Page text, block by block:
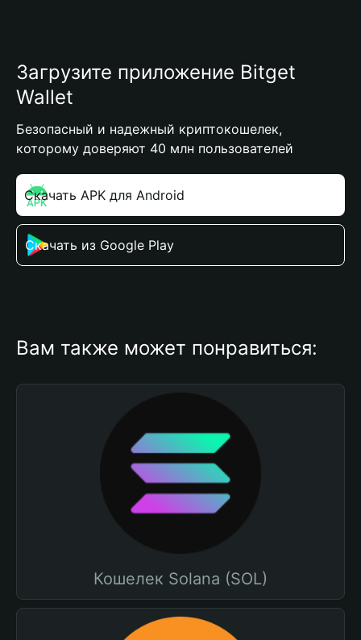
Загрузите приложение Bitget
Wallet
Безопасный и надежный криптокошелек,
которому доверяют 40 млн пользователей
Скачать APK для Android
Скачать из Google Play
Вам также может понравиться:
Кошелек Solana (SOL)